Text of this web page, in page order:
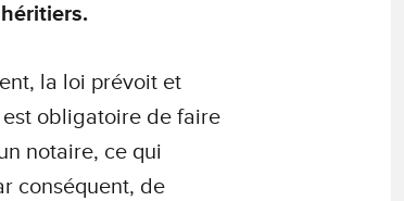
la loi prévoit et
obligatoire de faire
notaire, ce qui
conséquent, de